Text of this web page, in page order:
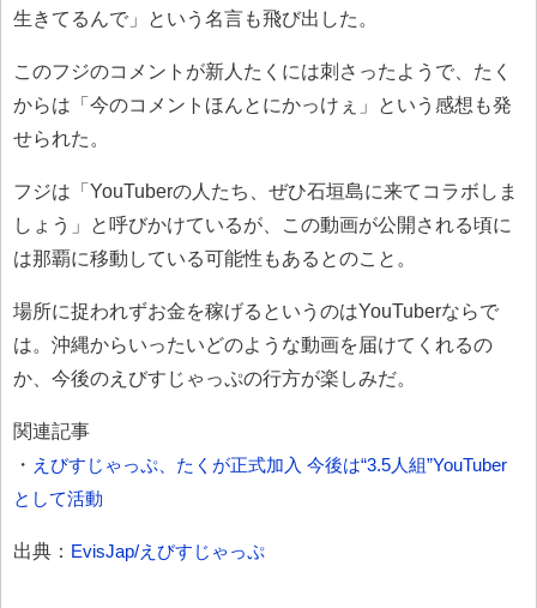
生きてるんで」という名言も飛び出した。
このフジのコメントが新人たくには刺さったようで、たく
からは「今のコメントほんとにかっけぇ」という感想も発
せられた。
フジは「YouTuberの人たち、ぜひ石垣島に来てコラボしま
しょう」と呼びかけているが、この動画が公開される頃に
は那覇に移動している可能性もあるとのこと。
場所に捉われずお金を稼げるというのはYouTuberならで
は。沖縄からいったいどのような動画を届けてくれるの
か、今後のえびすじゃっぷの行方が楽しみだ。
関連記事
・ えびすじゃっぷ、たくが正式加入 今後は“3.5人組”YouTuber
として活動
出典： EvisJap/えびすじゃっぷ